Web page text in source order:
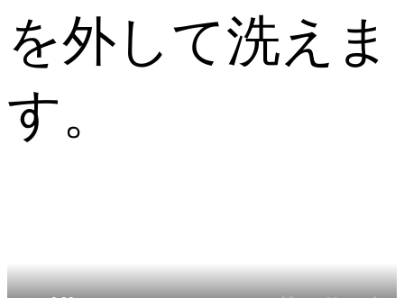
を外して洗えま
す。